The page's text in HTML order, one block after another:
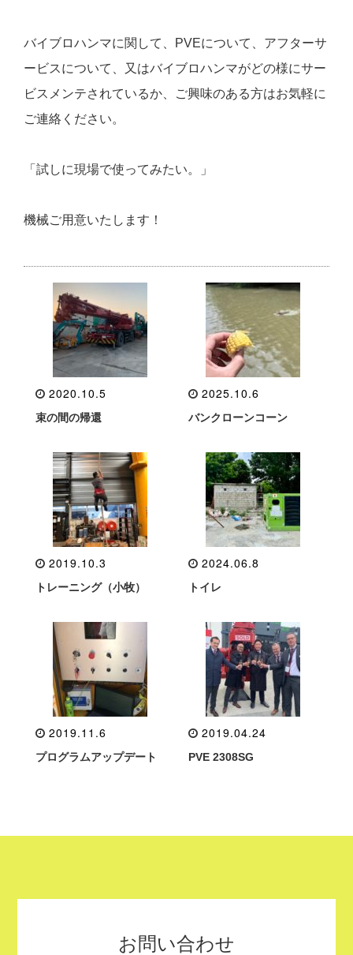
バイブロハンマに関して、PVEについて、アフターサ
ービスについて、又はバイブロハンマがどの様にサー
ビスメンテされているか、ご興味のある方はお気軽に
ご連絡ください。
「試しに現場で使ってみたい。」
機械ご用意いたします！
2020.10.5
束の間の帰還
2025.10.6
バンクローンコーン
2019.10.3
トレーニング（小牧）
2024.06.8
トイレ
2019.11.6
プログラムアップデート
2019.04.24
PVE 2308SG
お問い合わせ